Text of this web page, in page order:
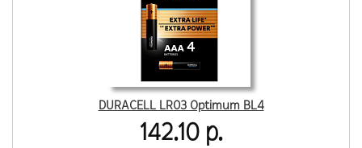
DURACELL LR03 Optimum BL4
142.10 р.